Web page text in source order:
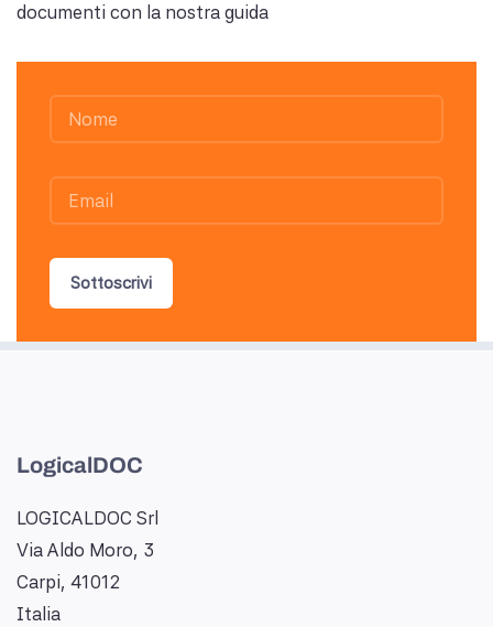
documenti con la nostra guida
Sottoscrivi
LogicalDOC
LOGICALDOC Srl
Via Aldo Moro, 3
Carpi, 41012
Italia